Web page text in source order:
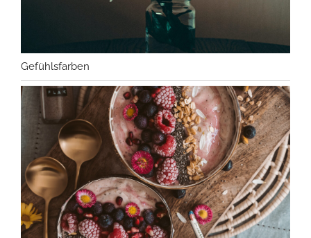
Gefühlsfarben